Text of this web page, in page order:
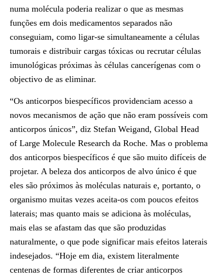
numa molécula poderia realizar o que as mesmas
funções em dois medicamentos separados não
conseguiam, como ligar-se simultaneamente a células
tumorais e distribuir cargas tóxicas ou recrutar células
imunológicas próximas às células cancerígenas com o
objectivo de as eliminar.
“Os anticorpos biespecíficos providenciam acesso a
novos mecanismos de ação que não eram possíveis com
anticorpos únicos”, diz Stefan Weigand, Global Head
of Large Molecule Research da Roche. Mas o problema
dos anticorpos biespecíficos é que são muito difíceis de
projetar. A beleza dos anticorpos de alvo único é que
eles são próximos às moléculas naturais e, portanto, o
organismo muitas vezes aceita-os com poucos efeitos
laterais; mas quanto mais se adiciona às moléculas,
mais elas se afastam das que são produzidas
naturalmente, o que pode significar mais efeitos laterais
indesejados. “Hoje em dia, existem literalmente
centenas de formas diferentes de criar anticorpos